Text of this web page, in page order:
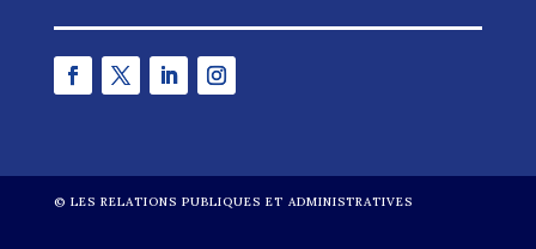
© LES RELATIONS PUBLIQUES ET ADMINISTRATIVES